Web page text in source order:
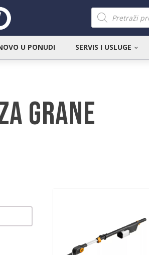
Products
search
U PONUDI SERVIS I USLUGE
grane